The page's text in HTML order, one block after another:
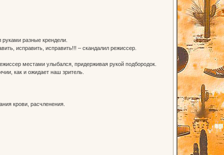
разные крендели.
исправить, исправить!!! – скандалил режиссер.
местами улыбался, придерживая рукой подбородок.
как и ожидает наш зритель.
крови, расчленения.